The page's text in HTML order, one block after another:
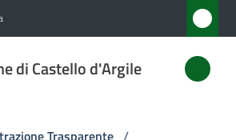
di Castello d'Argile
Trasparente /